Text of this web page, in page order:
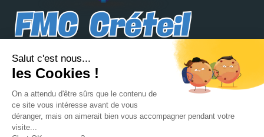
FMC Créteil
94000 Créteil
fmc.creteil@gmail.com